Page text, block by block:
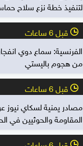
لتنفيذ خطة نزع سلاح
l قبل 6 ساعات
الفرنسية: سماع دوي
من هجوم باليستي
l قبل 6 ساعات
مصادر يمنية لسكاي نيوز
المقاومة والحوثيين في
l